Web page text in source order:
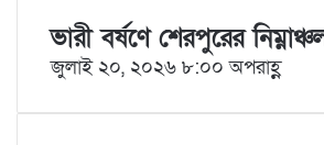
ভারী বর্ষণে শেরপুরের
জুলাই ২০, ২০২৬ ৮:০০ অপরাহ্ণ